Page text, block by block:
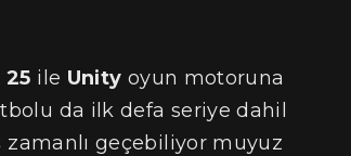
25 ile Unity oyun motoruna
da ilk defa seriye dahil
geçebiliyor muyuz